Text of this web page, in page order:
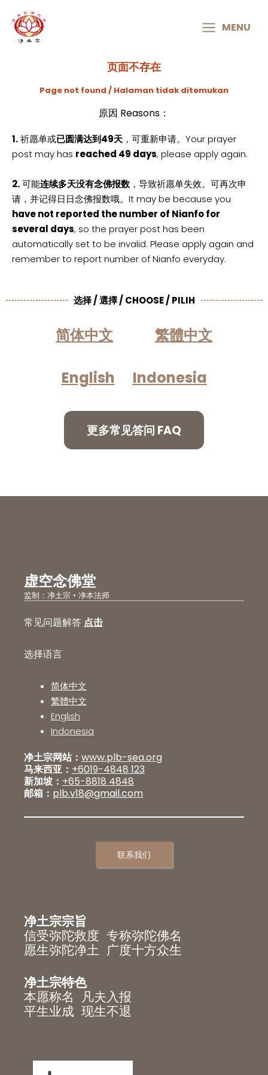
MENU
MENU
页面不存在
Page not found / Halaman tidak ditemukan
原因 Reasons：
1.祈愿单或已圆满达到49天 ，可重新申请。Your prayer
post may has reached 49 days, please apply again.
2.可能连续多天没有念佛报数 ，导致祈愿单失效。可再次申
请，并记得日日念佛报数哦。It may be because you
have not reported the number of Nianfo for
several days, so the prayer post has been
automatically set to be invalid. Please apply again and
remember to report number of Nianfo everyday.
选择 / 選擇 / CHOOSE / PILIH
简体中文 繁體中文
English Indonesia
更多常见答问 FAQ
虚空念佛堂
监制：净土宗 • 净本法师
常见问题解答 点击
选择语言
简体中文
繁體中文
English
Indonesia
净土宗网站： www.plb-sea.org
马来西亚： +6019-4848 123
新加坡： +65-8818 4848
邮箱： plb.v18@gmail.com
联系我们
净土宗宗旨
信受弥陀救度 专称弥陀佛名
愿生弥陀净土 广度十方众生
净土宗特色
本愿称名 凡夫入报
平生业成 现生不退